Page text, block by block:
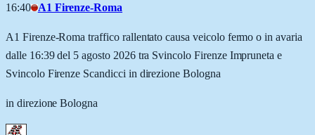
16:40 A1 Firenze-Roma
A1 Firenze-Roma traffico rallentato causa veicolo fermo o in avaria
dalle 16:39 del 5 agosto 2026 tra Svincolo Firenze Impruneta e
Svincolo Firenze Scandicci in direzione Bologna
in direzione Bologna